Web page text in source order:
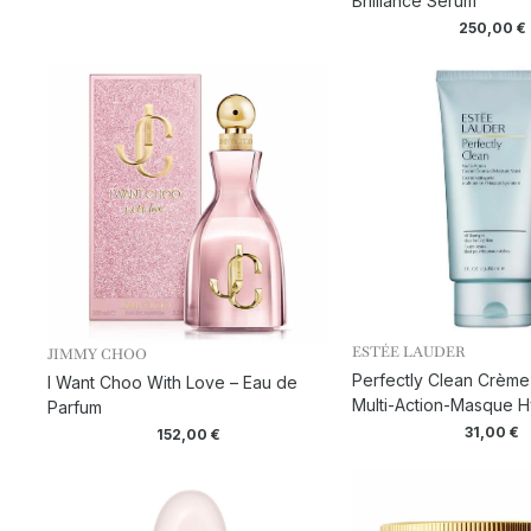
250,00 €
JIMMY CHOO
I Want Choo With Love – Eau de
Parfum
152,00 €
ESTÉE LAUDER
Perfectly Clean
Multi-Action-Masque
31,00€